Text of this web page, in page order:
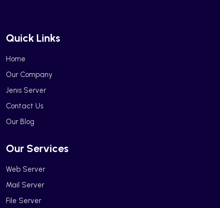
Quick Links
Home
Our Company
Jenis Server
Contact Us
Our Blog
Our Services
Web Server
Mail Server
File Server